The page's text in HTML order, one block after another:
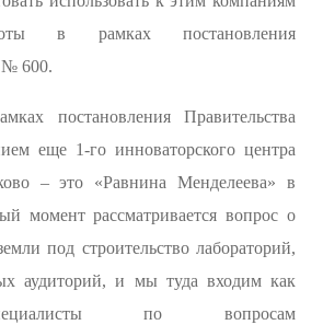
в рамках постановления
№ 600.
постановления Правительства
еще 1-го инноваторского центра
– это «Равнина Менделеева» в
момент рассматривается вопрос о
под строительство лабораторий,
аудиторий, и мы туда входим как
по вопросам